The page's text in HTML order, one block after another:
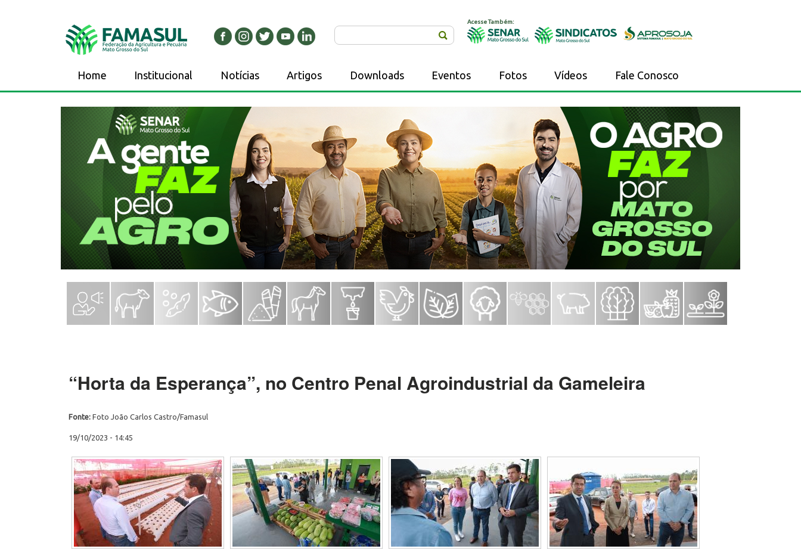
Acesse Também:
Home Institucional Notícias Artigos Downloads Eventos Fotos Vídeos Fale Conosco
“Horta da Esperança”, no Centro Penal Agroindustrial da Gameleira
Fonte: Foto João Carlos Castro/Famasul
19/10/2023 - 14:45